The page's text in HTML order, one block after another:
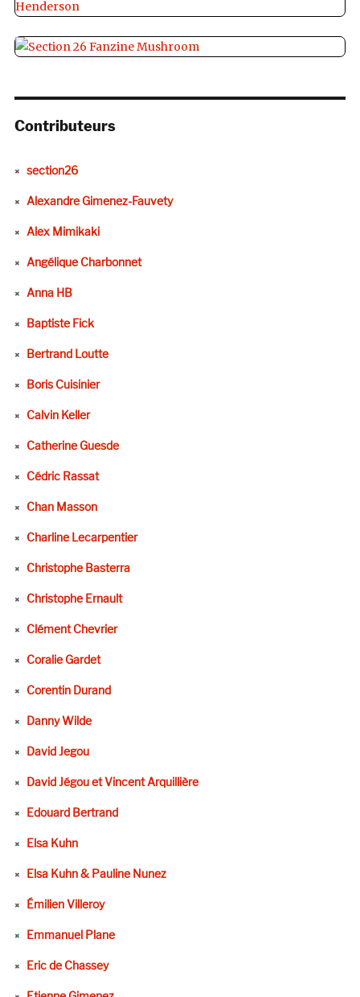
Contributeurs
section26
Alexandre Gimenez-Fauvety
Alex Mimikaki
Angélique Charbonnet
Anna HB
Baptiste Fick
Bertrand Loutte
Boris Cuisinier
Calvin Keller
Catherine Guesde
Cédric Rassat
Chan Masson
Charline Lecarpentier
Christophe Basterra
Christophe Ernault
Clément Chevrier
Coralie Gardet
Corentin Durand
Danny Wilde
David Jegou
David Jégou et Vincent Arquillière
Edouard Bertrand
Elsa Kuhn
Elsa Kuhn & Pauline Nunez
Émilien Villeroy
Emmanuel Plane
Eric de Chassey